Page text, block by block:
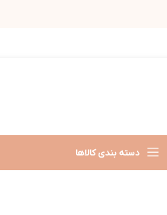
دسته بندی کالاها